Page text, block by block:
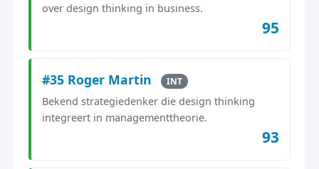
over design thinking in business.
95
#35 Roger Martin INT
Bekend strategiedenker die design thinking
integreert in managementtheorie.
93